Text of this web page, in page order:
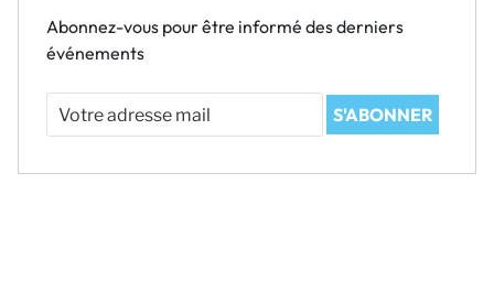
Abonnez-vous pour être informé des derniers
événements
Votre
adresse
S'ABONNER